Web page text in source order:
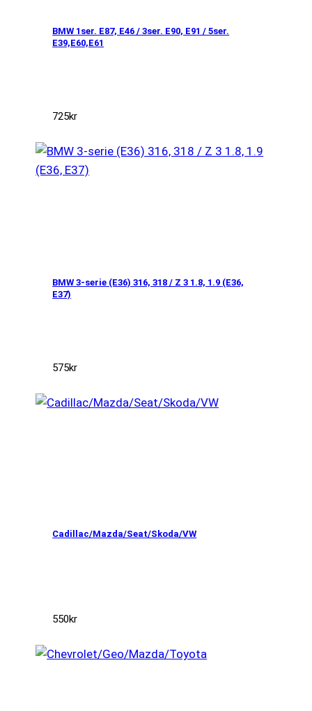
BMW 1ser. E87, E46 / 3ser. E90, E91 / 5ser.
E39,E60,E61
725kr
BMW 3-serie (E36) 316, 318 / Z 3 1.8, 1.9 (E36,
E37)
575kr
Cadillac/Mazda/Seat/Skoda/VW
550kr